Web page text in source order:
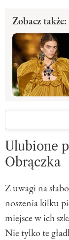
Zobacz także:
Ulubione
Obrączka
Z uwagi na
noszenia kilku
miejsce w ich
Nie tylko te